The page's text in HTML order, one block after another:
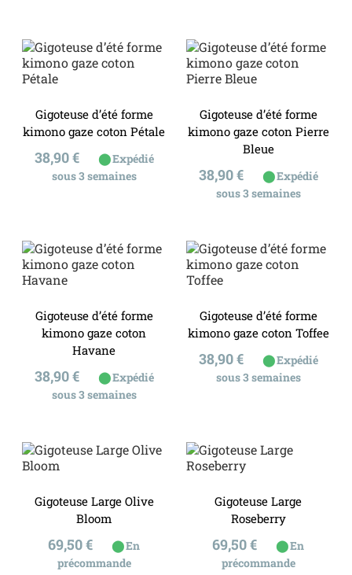
Gigoteuse d’été forme
kimono gaze coton Pétale
Prix
38,90 € ⬤Expédié
sous 3 semaines
Gigoteuse d’été forme
kimono gaze coton Pierre
Bleue
Prix
38,90 € ⬤Expédié
sous 3 semaines
Gigoteuse d’été forme
kimono gaze coton
Havane
Prix
38,90 € ⬤Expédié
sous 3 semaines
Gigoteuse d’été forme
kimono gaze coton Toffee
Prix
38,90 € ⬤Expédié
sous 3 semaines
Gigoteuse Large Olive
Bloom
Prix
69,50 € ⬤En
précommande
Gigoteuse Large
Roseberry
Prix
69,50 € ⬤En
précommande